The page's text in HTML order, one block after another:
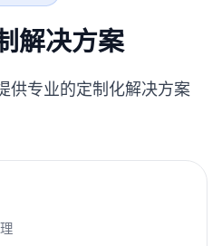
解决方案
供专业的定制化解决方案